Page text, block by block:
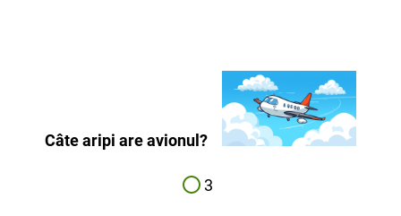
Câte aripi are avionul?
3